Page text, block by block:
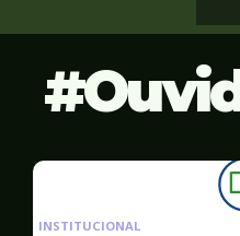
INSTITUCIONAL